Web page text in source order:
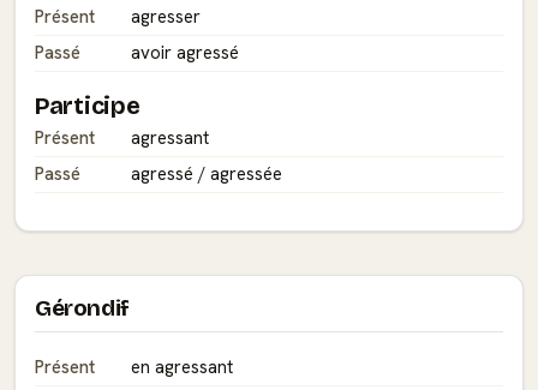
Présent
agresser
Passé
avoir agressé
Participe
Présent
agressant
Passé
agressé / agressée
Gérondif
Présent
en agressant